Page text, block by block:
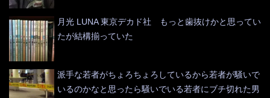
月光 LUNA 東京デカド社 もっと歯抜けかと思ってい
たが結構揃っていた
派手な若者がちょろちょろしているから若者が騒いで
いるのかなと思ったら騒いでいる若者にブチ切れた男